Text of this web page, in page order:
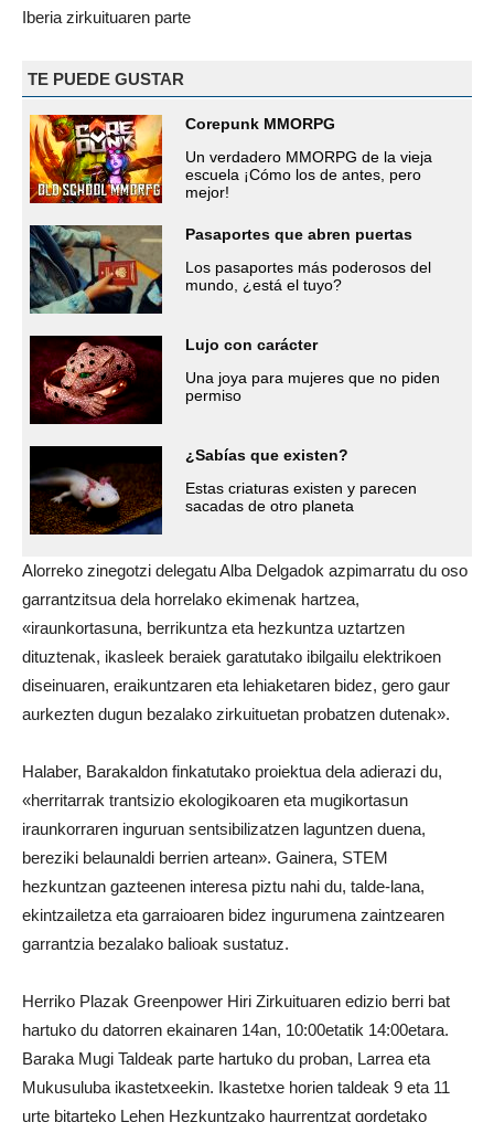
Iberia zirkuituaren parte
TE PUEDE GUSTAR
Corepunk MMORPG
Un verdadero MMORPG de la vieja
escuela ¡Cómo los de antes, pero
mejor!
Pasaportes que abren puertas
Los pasaportes más poderosos del
mundo, ¿está el tuyo?
Lujo con carácter
Una joya para mujeres que no piden
permiso
¿Sabías que existen?
Estas criaturas existen y parecen
sacadas de otro planeta
Alorreko zinegotzi delegatu Alba Delgadok azpimarratu du oso
garrantzitsua dela horrelako ekimenak hartzea,
«iraunkortasuna, berrikuntza eta hezkuntza uztartzen
dituztenak, ikasleek beraiek garatutako ibilgailu elektrikoen
diseinuaren, eraikuntzaren eta lehiaketaren bidez, gero gaur
aurkezten dugun bezalako zirkuituetan probatzen dutenak».
Halaber, Barakaldon finkatutako proiektua dela adierazi du,
«herritarrak trantsizio ekologikoaren eta mugikortasun
iraunkorraren inguruan sentsibilizatzen laguntzen duena,
bereziki belaunaldi berrien artean». Gainera, STEM
hezkuntzan gazteenen interesa piztu nahi du, talde-lana,
ekintzailetza eta garraioaren bidez ingurumena zaintzearen
garrantzia bezalako balioak sustatuz.
Herriko Plazak Greenpower Hiri Zirkuituaren edizio berri bat
hartuko du datorren ekainaren 14an, 10:00etatik 14:00etara.
Baraka Mugi Taldeak parte hartuko du proban, Larrea eta
Mukusuluba ikastetxeekin. Ikastetxe horien taldeak 9 eta 11
urte bitarteko Lehen Hezkuntzako haurrentzat gordetako